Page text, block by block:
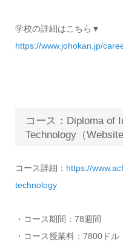
学校の詳細はこちら▼
https://www.johokan.jp/
コース：Diploma of
Technology（
コース詳細： https://
technology
・コース期間：78週間
・コース授業料：7800ド